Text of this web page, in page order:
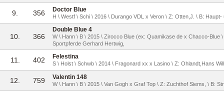
9. 356 Doctor Blue
H \ Westf \ Schi \ 2016 \ Durango VDL x Veron \ Z: Otten,J. \ B:
10. 366
Double Blue 4
W \ Hann \ B \ 2015 \ Zirocco Blue (ex: Quamikase de x Chacco-Blue
Sportpferde Gerhard Hertwig,
11. 402 Felestina
S \ Holst \ Schwb \ 2014 \ Fragonard xx x Lasino \ Z: Ohlandt,Hans
12. 759 Valentin 148
W \ Hann \ B \ 2015 \ Van Gogh x Graf Top \ Z: Zuchthof Siems, \ B: